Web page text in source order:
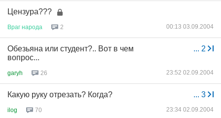
Цензура???
Враг народа 2 00:13 03.09.2004
... 2
Обезьяна или студент?.. Вот в чем
вопрос...
garyh 26 23:52 02.09.2004
... 3
Какую руку отрезать? Когда?
ilog 70 23:34 02.09.2004